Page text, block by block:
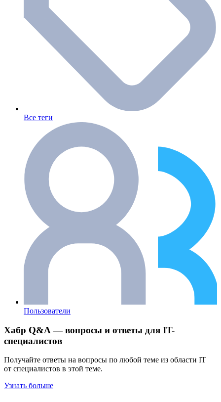
Все теги
Пользователи
Хабр Q&A — вопросы и ответы для IT-
специалистов
Получайте ответы на вопросы по любой теме из области IT
от специалистов в этой теме.
Узнать больше